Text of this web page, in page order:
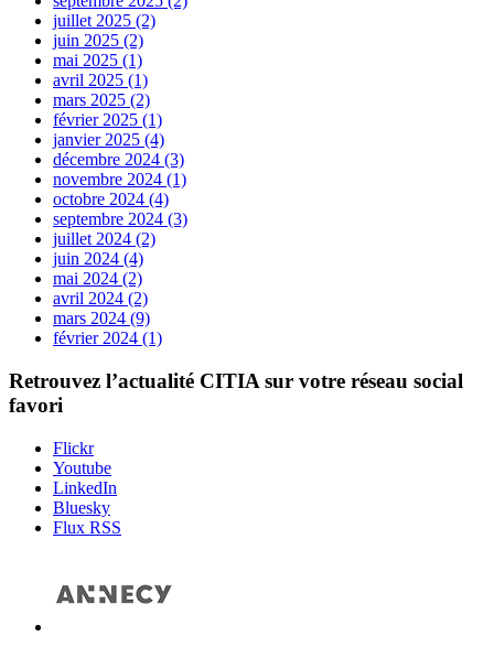
juillet 2025 (2)
juin 2025 (2)
mai 2025 (1)
avril 2025 (1)
mars 2025 (2)
février 2025 (1)
janvier 2025 (4)
décembre 2024 (3)
novembre 2024 (1)
octobre 2024 (4)
septembre 2024 (3)
juillet 2024 (2)
juin 2024 (4)
mai 2024 (2)
avril 2024 (2)
mars 2024 (9)
février 2024 (1)
Retrouvez l’actualité CITIA sur votre réseau social
favori
Flickr
Youtube
LinkedIn
Bluesky
Flux RSS